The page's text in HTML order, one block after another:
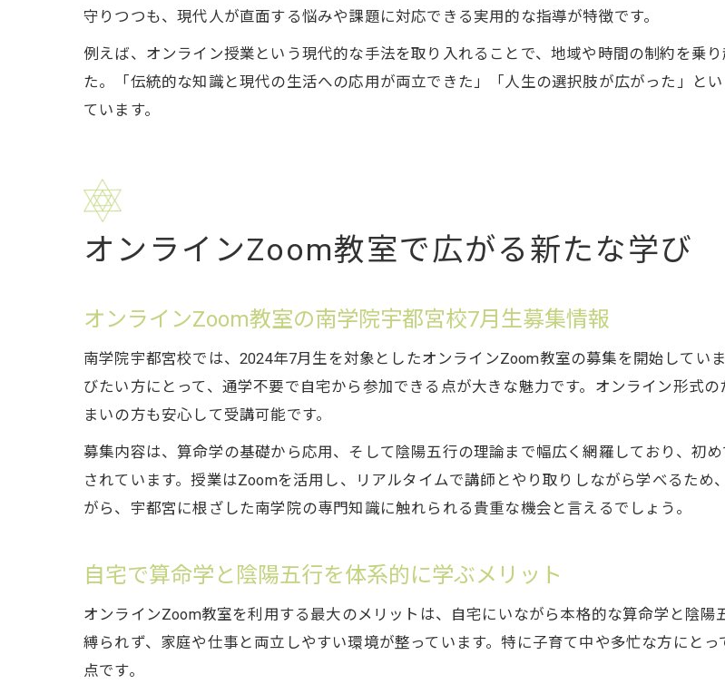
守りつつも、現代人が直面する悩みや課題に対応できる実用的な指導が特徴です。
例えば、オンライン授業という現代的な手法を取り入れることで、地域や時間の制約を乗
た。「伝統的な知識と現代の生活への応用が両立できた」「人生の選択肢が広がった」と
ています。
オンラインZoom教室で広がる新たな学び
オンラインZoom教室の南学院宇都宮校7月生募集情報
南学院宇都宮校では、2024年7月生を対象としたオンラインZoom教室の募集を開始してい
びたい方にとって、通学不要で自宅から参加できる点が大きな魅力です。オンライン形式
まいの方も安心して受講可能です。
募集内容は、算命学の基礎から応用、そして陰陽五行の理論まで幅広く網羅しており、初
されています。授業はZoomを活用し、リアルタイムで講師とやり取りしながら学べるた
がら、宇都宮に根ざした南学院の専門知識に触れられる貴重な機会と言えるでしょう。
自宅で算命学と陰陽五行を体系的に学ぶメリット
オンラインZoom教室を利用する最大のメリットは、自宅にいながら本格的な算命学と陰
縛られず、家庭や仕事と両立しやすい環境が整っています。特に子育て中や多忙な方にと
点です。